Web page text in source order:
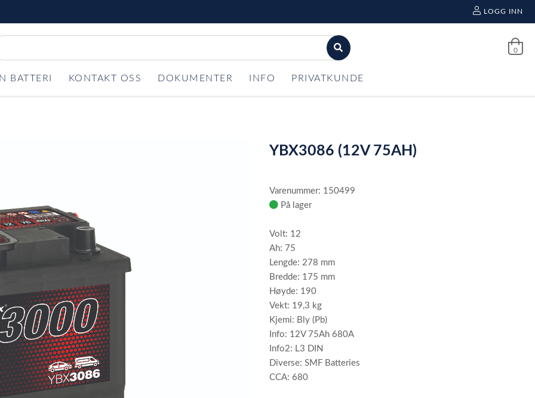
LOGG INN
0
BATTERI KONTAKT OSS DOKUMENTER INFO PRIVATKUNDE
YBX3086 (12V 75AH)
Varenummer: 150499
På lager
Volt: 12
Ah: 75
Lengde: 278 mm
Bredde: 175 mm
Høyde: 190
Vekt: 19,3 kg
Kjemi: Bly (Pb)
Info: 12V 75Ah 680A
Info2: L3 DIN
Diverse: SMF Batteries
CCA: 680